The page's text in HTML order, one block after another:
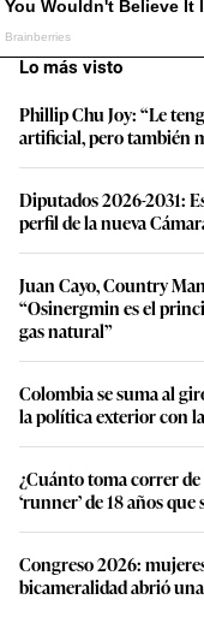
Lo más visto
Phillip Chu Joy: “Le
artificial, pero también
Diputados 2026-2031:
perfil de la nueva
Juan Cayo, Country
“Osinergmin es el
gas natural”
Colombia se suma al
la política exterior con
¿Cuánto toma correr
‘runner’ de 18 años
Congreso 2026:
bicameralidad abrió